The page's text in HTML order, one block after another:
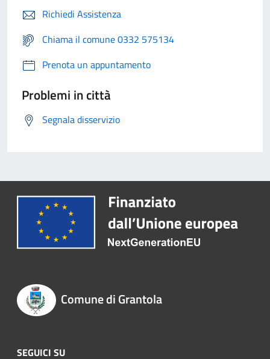
Richiedi Assistenza
Chiama il comune 0332 575134
Prenota un appuntamento
Problemi in città
Segnala disservizio
Comune di Grantola
SEGUICI SU